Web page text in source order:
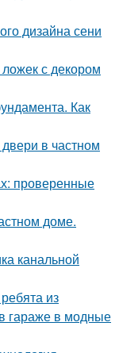
дизайна сени
с декором
Как
в частном
проверенные
доме.
канальной
из
гараже в модные